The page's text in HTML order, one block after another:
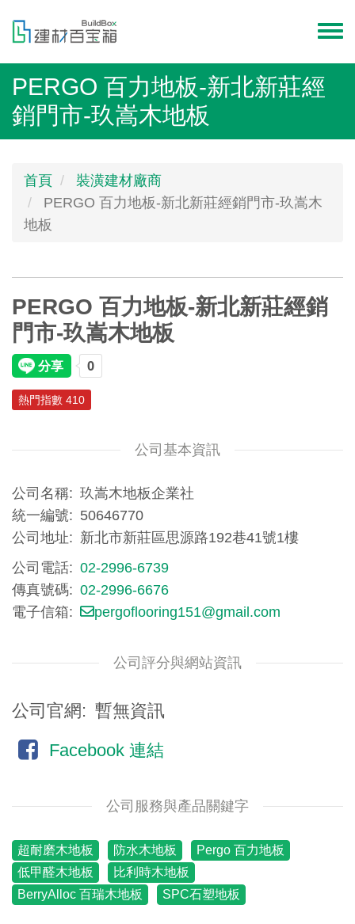
內
容
menu
PERGO 百力地板-新北新莊經
銷門市-玖嵩木地板
首頁
裝潢建材廠商
PERGO 百力地板-新北新莊經銷門市-玖嵩木
地板
PERGO 百力地板-新北新莊經銷
門市-玖嵩木地板
熱門指數 410
公司基本資訊
公司名稱
玖嵩木地板企業社
統一編號
50646770
公司地址
新北市新莊區思源路192巷41號1樓
公司電話
02-2996-6739
傳真號碼
02-2996-6676
電子信箱
pergoflooring151@gmail.com
公司評分與網站資訊
公司官網
暫無資訊
Facebook 連結
公司服務與產品關鍵字
超耐磨木地板 防水木地板
Pergo 百力地板
低甲醛木地板
比利時木地板
BerryAlloc 百瑞木地板
SPC石塑地板